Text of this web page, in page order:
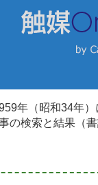
年（昭和34年
の検索と結果（